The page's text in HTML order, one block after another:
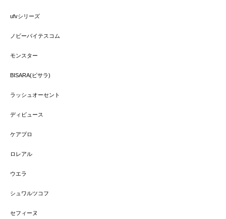
ufvシリーズ
ノビーバイテスコム
モンスター
BISARA(ビサラ)
ラッシュオーセント
ディビュース
ケアプロ
ロレアル
ウエラ
シュワルツコフ
セフィーヌ